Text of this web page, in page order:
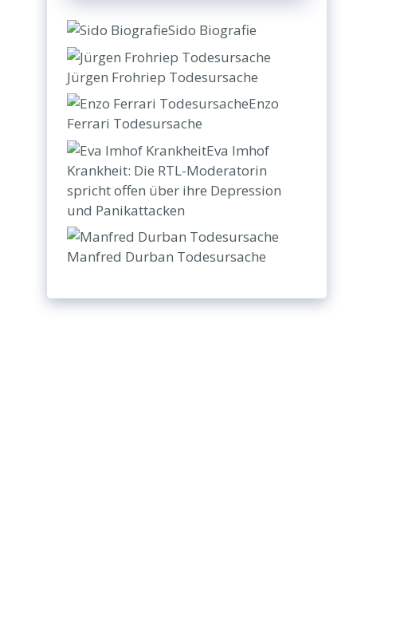
Sido Biografie
Jürgen Frohriep Todesursache
Enzo
Ferrari Todesursache
Eva Imhof
Krankheit: Die RTL-Moderatorin
spricht offen über ihre Depression
und Panikattacken
Manfred Durban Todesursache